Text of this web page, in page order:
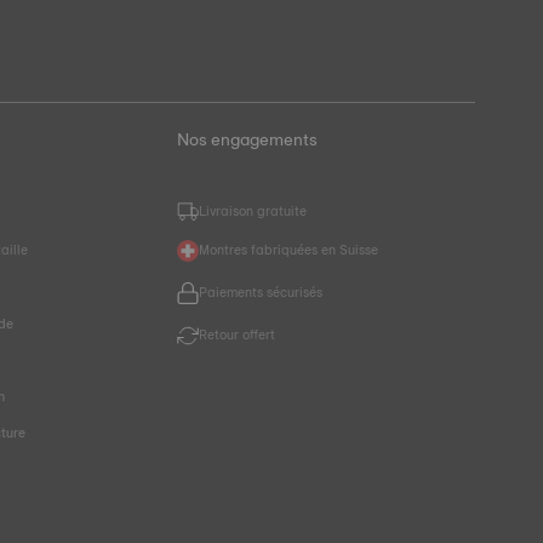
Nos engagements
Livraison gratuite
Montres fabriquées en Suisse
Paiements sécurisés
Retour offert